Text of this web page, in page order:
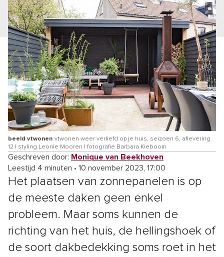
beeld vtwonen vtwonen weer verliefd op je huis, seizoen 6, aflevering
12 | styling Leonie Mooren | fotografie Barbara Kieboom
Geschreven door: Monique van Beekhoven
Leestijd 4 minuten • 10 november 2023, 17:00
Het plaatsen van zonnepanelen is op
de meeste daken geen enkel
probleem. Maar soms kunnen de
richting van het huis, de hellingshoek of
de soort dakbedekking soms roet in het